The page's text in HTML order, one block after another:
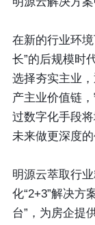
在新的行业环
长”的后规模时
选择夯实主业
产主业价值链
过数字化手段
未来做更深度的
明源云萃取行
化“2+3”解决方
台”，为房企提